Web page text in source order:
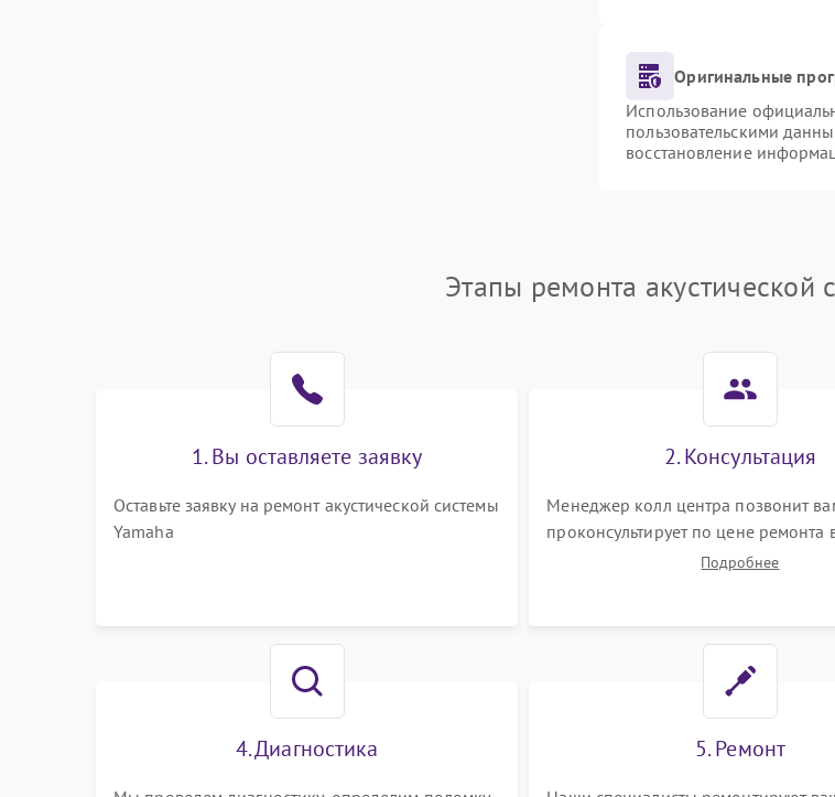
Оригинальные
Использование
пользовательскими
восстановление
Этапы ремонта акустической
1. Вы оставляете заявку
Оставьте заявку на ремонт акустической системы
Yamaha
2. Консультация
Менеджер колл центра позвонит
проконсультирует по цене ремонта
акустической системы а также
Подробнее
4. Диагностика 5. Ремонт